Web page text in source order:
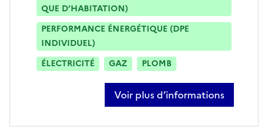
QUE D’HABITATION)
PERFORMANCE ÉNERGÉTIQUE (DPE
INDIVIDUEL)
ÉLECTRICITÉ
GAZ PLOMB
Voir plus d’informations
sur frédérique moriame